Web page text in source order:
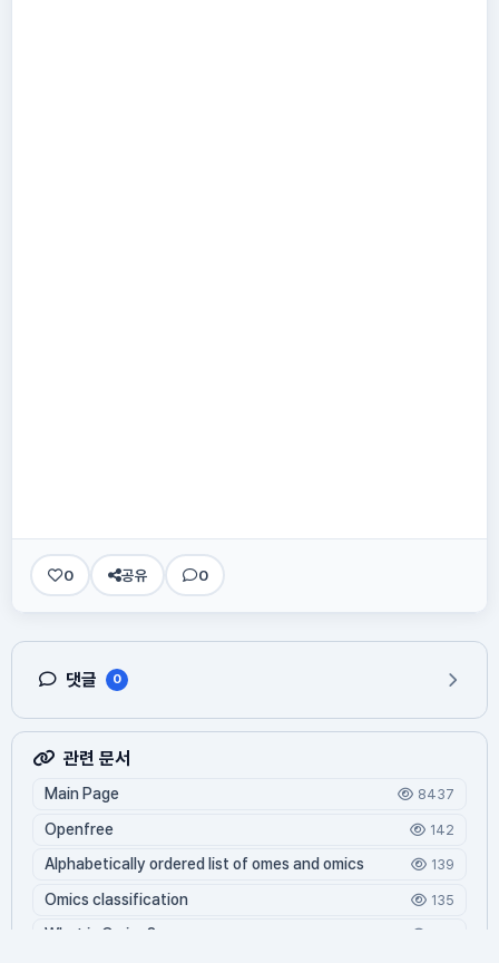
0 공유 0
댓글 0
관련 문서
Main Page 8437
Openfree 142
Alphabetically ordered list of omes and omics 139
Omics classification 135
What is Oming?